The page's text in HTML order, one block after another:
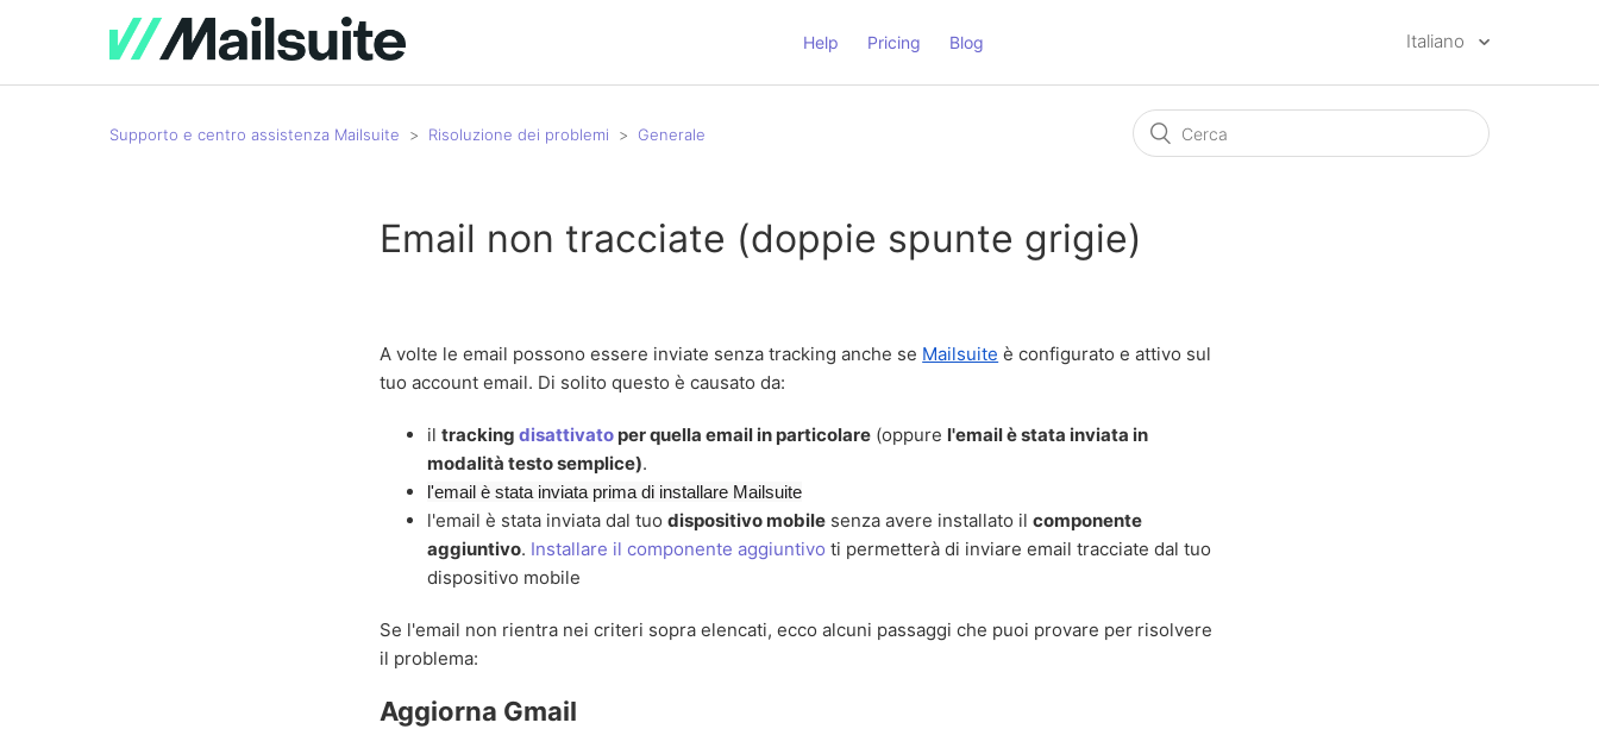
Help Pricing Blog Italiano
Supporto e centro assistenza Mailsuite Risoluzione dei problemi Generale
Email non tracciate (doppie spunte grigie)
A volte le email possono essere inviate senza tracking anche se Mailsuite è configurato e attivo sul
tuo account email. Di solito questo è causato da:
iltrackingdisattivato per quella email in particolare (oppure l'email è stata inviata in
modalità testo semplice).
l'email è stata inviata prima di installare Mailsuite
l'email è stata inviata dal tuodispositivo mobile senza avere installato ilcomponente
aggiuntivo. Installare il componente aggiuntivo ti permetterà di inviare email tracciate dal tuo
dispositivo mobile
Se l'email non rientra nei criteri sopra elencati, ecco alcuni passaggi che puoi provare per risolvere
il problema:
Aggiorna Gmail